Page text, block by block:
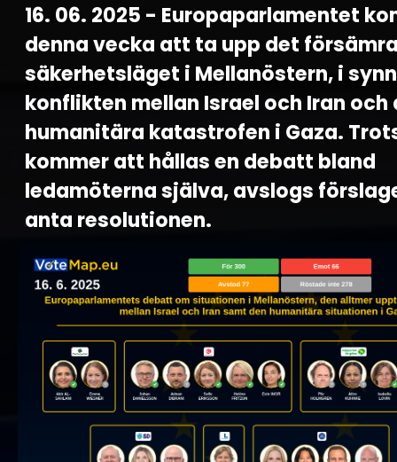
16. 06. 2025 - Europaparlamentet
denna vecka att ta upp det
säkerhetsläget i Mellanöstern, i
konflikten mellan Israel och Iran och
humanitära katastrofen i Gaza.
kommer att hållas en debatt bland
ledamöterna själva, avslogs
anta resolutionen.